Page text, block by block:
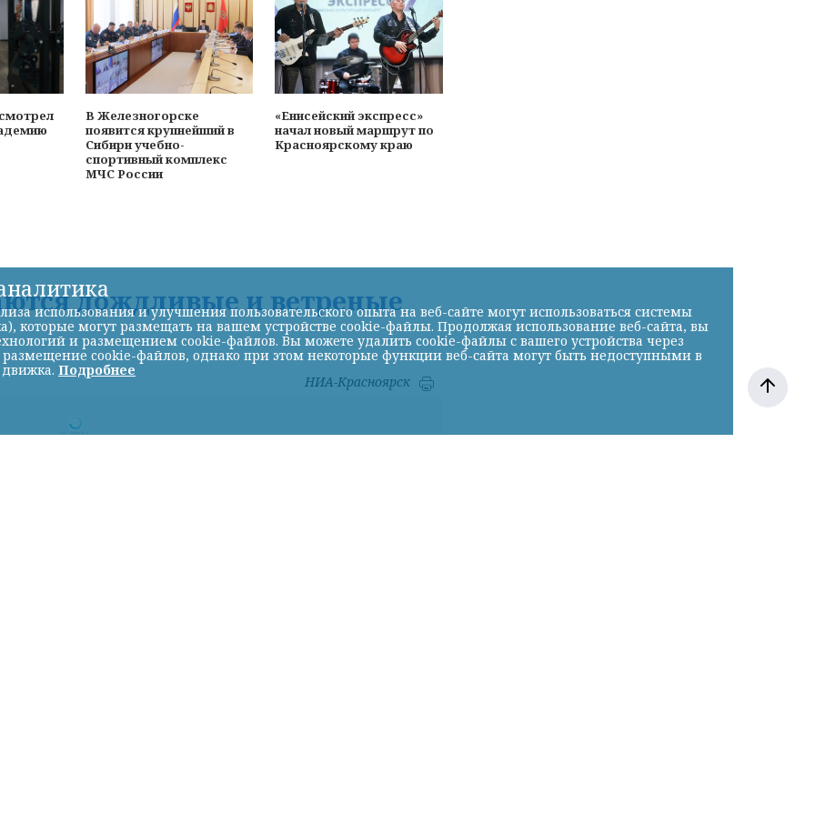
В Железногорске
появится крупнейший в
Сибири учебно-
спортивный комплекс
МЧС России
«Енисейский экспресс»
начал новый маршрут по
Красноярскому краю
дождливые и ветреные
НИА-Красноярск
использования и улучшения пользовательского опыта на веб-сайте могут использоваться системы
которые могут размещать на вашем устройстве cookie-файлы. Продолжая использование веб-сайта, вы
и размещением cookie-файлов. Вы можете удалить cookie-файлы с вашего устройства через
размещение cookie-файлов, однако при этом некоторые функции веб-сайта могут быть недоступными в
Подробнее